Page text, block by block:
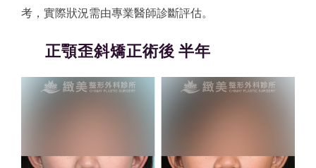
考，實際狀況需由專業醫師診斷評估。
正顎歪斜矯正術後 半年